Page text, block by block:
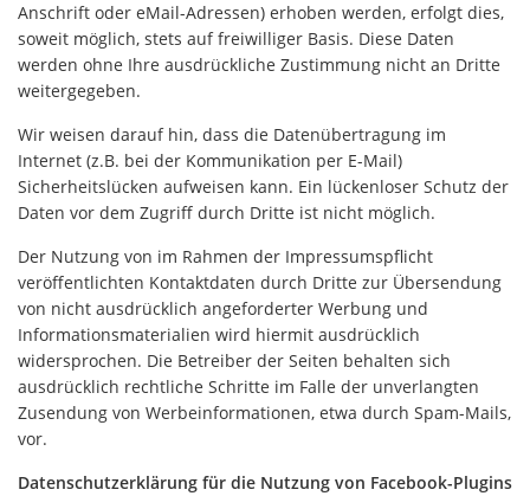
Anschrift oder eMail-Adressen) erhoben werden, erfolgt dies,
soweit möglich, stets auf freiwilliger Basis. Diese Daten
werden ohne Ihre ausdrückliche Zustimmung nicht an Dritte
weitergegeben.
Wir weisen darauf hin, dass die Datenübertragung im
Internet (z.B. bei der Kommunikation per E-Mail)
Sicherheitslücken aufweisen kann. Ein lückenloser Schutz der
Daten vor dem Zugriff durch Dritte ist nicht möglich.
Der Nutzung von im Rahmen der Impressumspflicht
veröffentlichten Kontaktdaten durch Dritte zur Übersendung
von nicht ausdrücklich angeforderter Werbung und
Informationsmaterialien wird hiermit ausdrücklich
widersprochen. Die Betreiber der Seiten behalten sich
ausdrücklich rechtliche Schritte im Falle der unverlangten
Zusendung von Werbeinformationen, etwa durch Spam-Mails,
vor.
Datenschutzerklärung für die Nutzung von Facebook-Plugins